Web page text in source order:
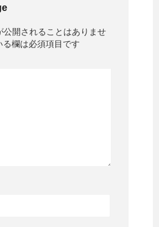
公開されることはありませ
る欄は必須項目です